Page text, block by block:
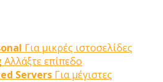
Για μικρές ιστοσελίδες
Αλλάξτε επίπεδο
Servers Για μέγιστες